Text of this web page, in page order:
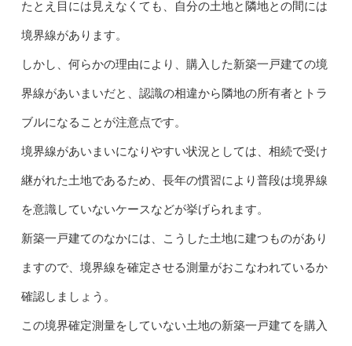
たとえ目には見えなくても、自分の土地と隣地との間には
境界線があります。
しかし、何らかの理由により、購入した新築一戸建ての境
界線があいまいだと、認識の相違から隣地の所有者とトラ
ブルになることが注意点です。
境界線があいまいになりやすい状況としては、相続で受け
継がれた土地であるため、長年の慣習により普段は境界線
を意識していないケースなどが挙げられます。
新築一戸建てのなかには、こうした土地に建つものがあり
ますので、境界線を確定させる測量がおこなわれているか
確認しましょう。
この境界確定測量をしていない土地の新築一戸建てを購入